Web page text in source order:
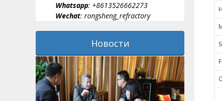
Whatsapp: +8613526662273
Wechat: rongsheng_refractory
Новости